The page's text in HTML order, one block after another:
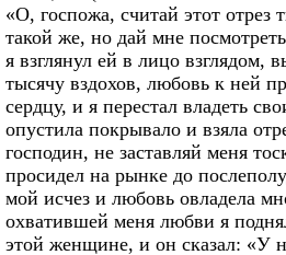
«О, госпожа, считай этот отрез
такой же, но дай мне
я взглянул ей в лицо взглядом,
тысячу вздохов, любовь к ней
сердцу, и я перестал владеть
опустила покрывало и взяла
господин, не заставляй меня
просидел на рынке до
мой исчез и любовь овладела
охватившей меня любви я
этой женщине, и он сказал: «У